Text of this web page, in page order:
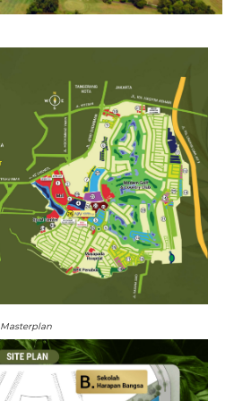
Masterplan